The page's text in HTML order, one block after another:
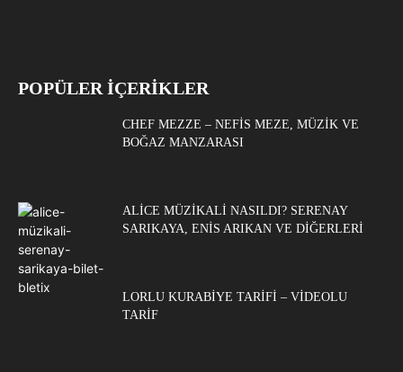
POPÜLER İÇERİKLER
CHEF MEZZE – NEFIS MEZE, MÜZIK VE
BOĞAZ MANZARASI
ALICE MÜZIKALI NASILDI? SERENAY
SARIKAYA, ENIS ARIKAN VE DIĞERLERI
LORLU KURABIYE TARIFI – VIDEOLU
TARIF